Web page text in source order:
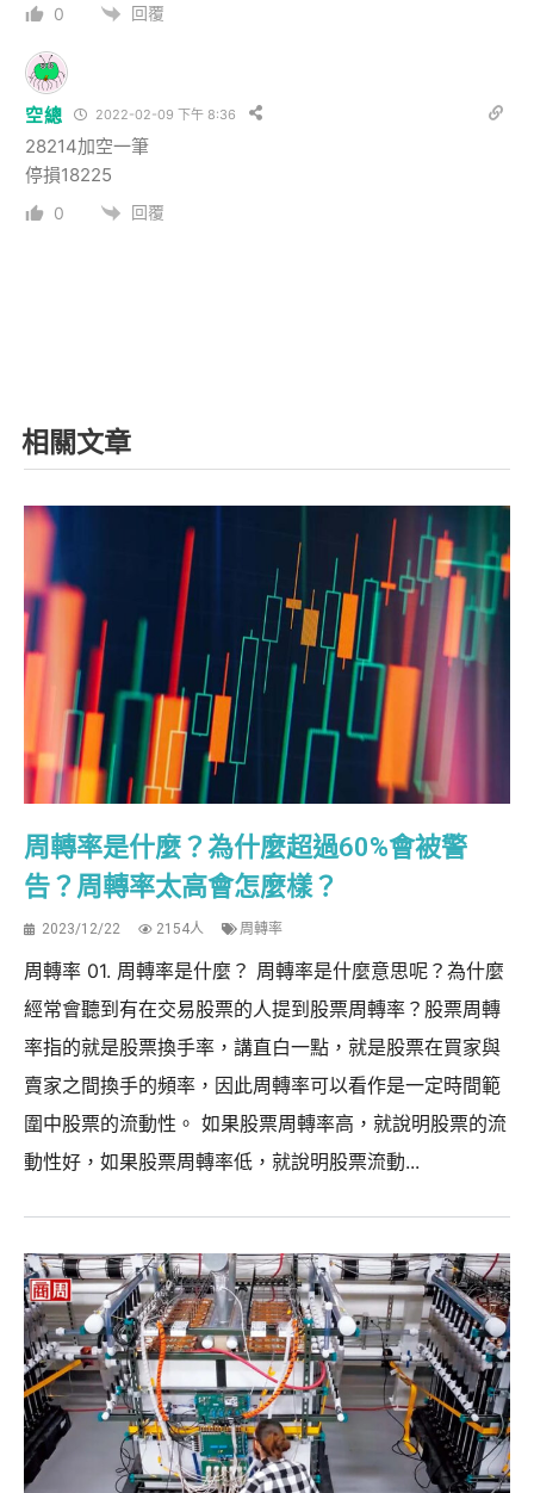
0 回覆
空總 2022-02-09 下午 8:36
28214加空一筆
停損18225
0 回覆
相關文章
周轉率是什麼？為什麼超過60%會被警
告？周轉率太高會怎麼樣？
2023/12/22 2154人 周轉率
周轉率 01. 周轉率是什麼？ 周轉率是什麼意思呢？為什麼
經常會聽到有在交易股票的人提到股票周轉率？股票周轉
率指的就是股票換手率，講直白一點，就是股票在買家與
賣家之間換手的頻率，因此周轉率可以看作是一定時間範
圍中股票的流動性。 如果股票周轉率高，就說明股票的流
動性好，如果股票周轉率低，就說明股票流動...